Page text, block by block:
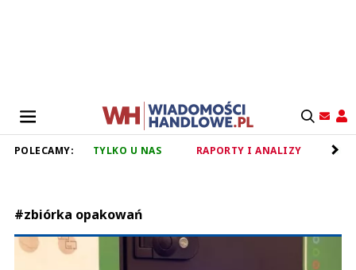
POLECAMY: TYLKO U NAS RAPORTY I ANALIZY
#zbiórka opakowań